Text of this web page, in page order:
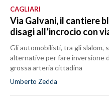
CAGLIARI
Via Galvani, il cantiere
disagi all’incrocio con
Gli automobilisti, tra gli
alternative per fare inversione
grossa arteria cittadina
Umberto Zedda